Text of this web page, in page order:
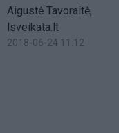
Aigustė Tavoraitė,
lsveikata.lt
2018-06-24 11:12